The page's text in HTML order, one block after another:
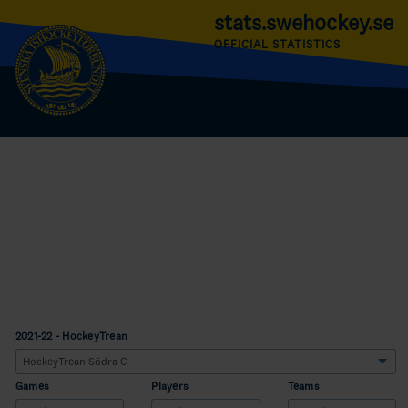
stats.swehockey.se
OFFICIAL STATISTICS
2021-22 - HockeyTrean
Games Players Teams